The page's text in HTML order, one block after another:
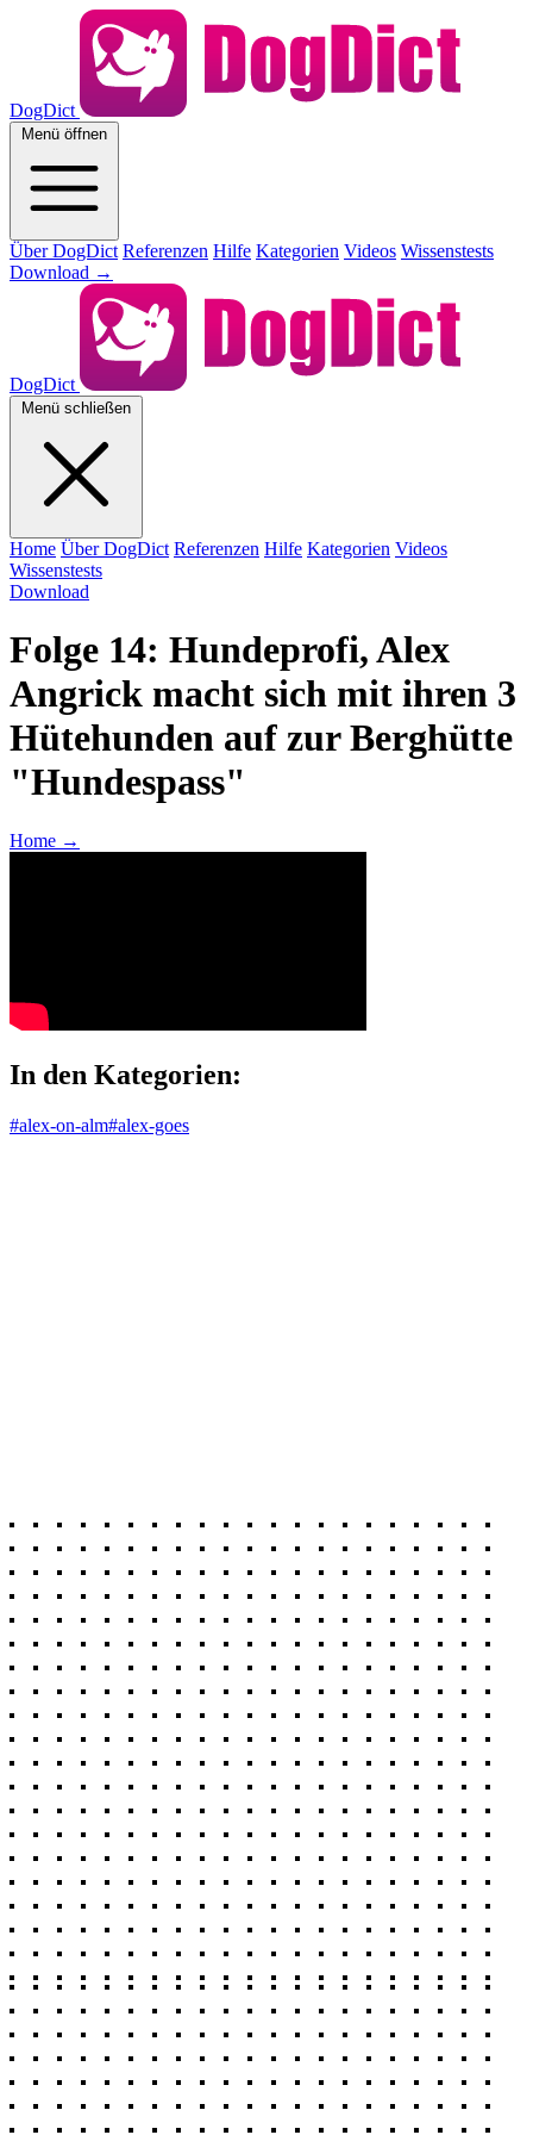
DogDict
Menü öffnen
Über DogDict Referenzen Hilfe Kategorien Videos Wissenstests
Download →
DogDict
Menü schließen
Home Über DogDict Referenzen Hilfe Kategorien Videos
Wissenstests
Download
Folge 14: Hundeprofi, Alex
Angrick macht sich mit ihren 3
Hütehunden auf zur Berghütte
"Hundespass"
Home →
In den Kategorien:
#alex-on-alm#alex-goes